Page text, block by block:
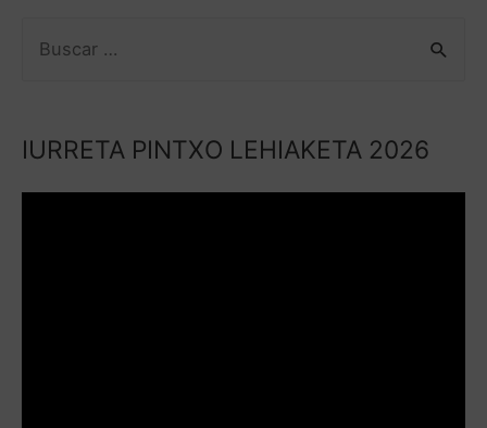
IURRETA PINTXO LEHIAKETA 2026